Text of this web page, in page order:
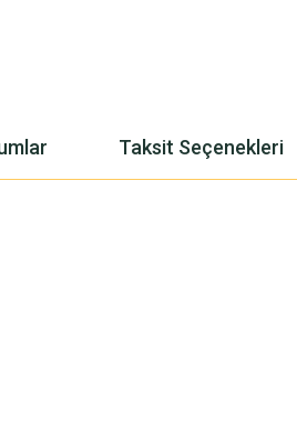
Taksit Seçenekleri